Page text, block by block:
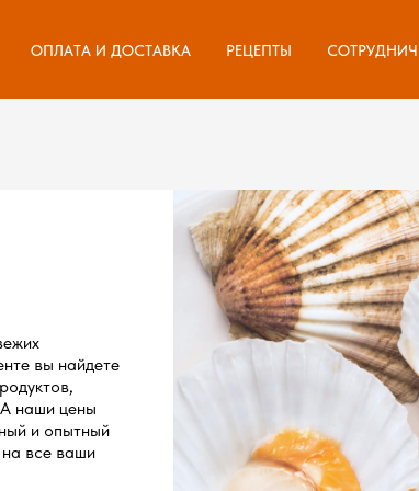
ОПЛАТА И ДОСТАВКА РЕЦЕПТЫ
ОПЛАТА И ДОСТАВКА РЕЦЕПТЫ
вы найдете
наши цены
и опытный
все ваши